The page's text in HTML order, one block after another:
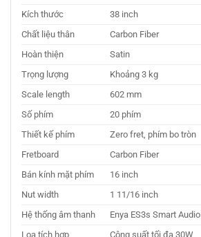
Kích thước
38 inch
Chất liệu thân
Carbon Fiber
Hoàn thiện
Satin
Trọng lượng
Khoảng 3 kg
Scale length
602 mm
Số phím
20 phím
Thiết kế phím
Zero fret, phím bo tròn
Fretboard
Carbon Fiber
Bán kính mặt phím
16 inch
Nut width
1 11/16 inch
Hệ thống âm thanh
Enya ES3s Smart Audio
Loa tích hợp
Công suất tối đa 30W